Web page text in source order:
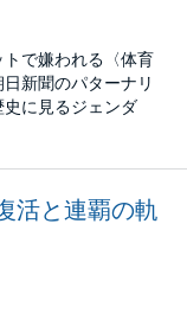
で嫌われる〈体育
新聞のパターナリ
に見るジェンダ
活と連覇の軌